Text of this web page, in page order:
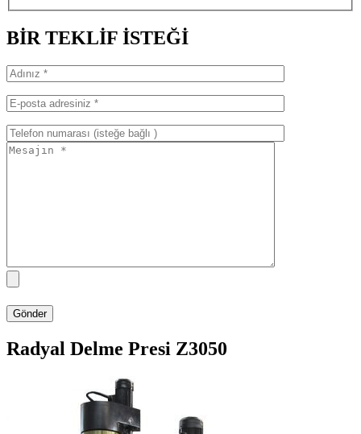
BİR TEKLİF İSTEĞİ
Radyal Delme Presi Z3050